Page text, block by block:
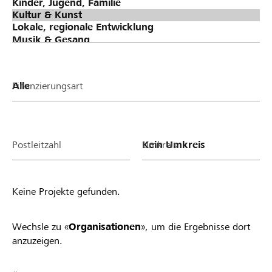
Finanzierungsart
Postleitzahl Umkreis
Keine Projekte gefunden.
Wechsle zu «Organisationen», um die Ergebnisse dort
anzuzeigen.